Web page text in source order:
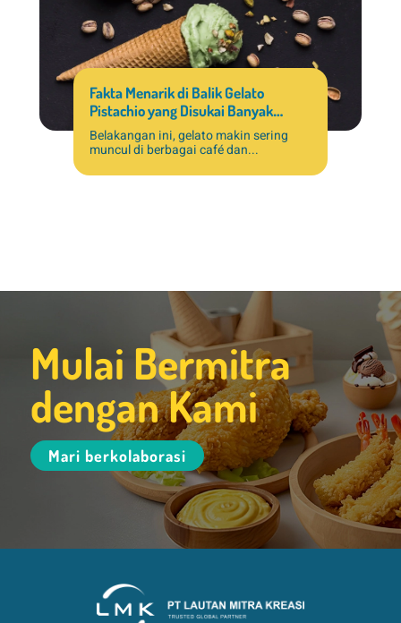
Fakta Menarik di Balik Gelato
Pistachio yang Disukai Banyak
Pelanggan
Belakangan ini, gelato makin sering
muncul di berbagai café dan...
Mulai Bermitra
dengan Kami
Mari berkolaborasi